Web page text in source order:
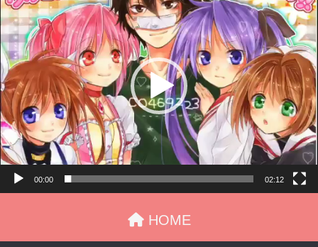
画
プ
レ
ー
ヤ
ー
00:00 02:12
HOME